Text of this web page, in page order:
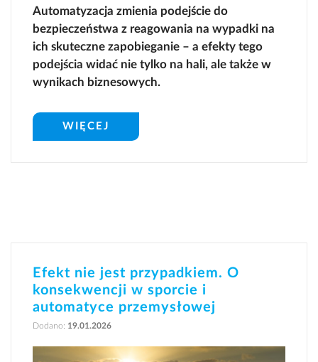
Automatyzacja zmienia podejście do
bezpieczeństwa z reagowania na wypadki na
ich skuteczne zapobieganie – a efekty tego
podejścia widać nie tylko na hali, ale także w
wynikach biznesowych.
WIĘCEJ
Efekt nie jest przypadkiem. O
konsekwencji w sporcie i
automatyce przemysłowej
Dodano: 19.01.2026